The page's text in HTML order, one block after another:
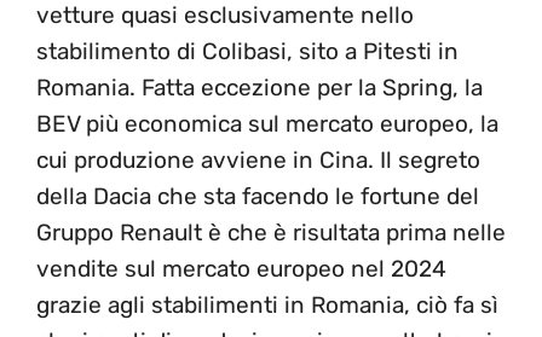
vetture quasi esclusivamente nello
stabilimento di Colibasi, sito a Pitesti in
Romania. Fatta eccezione per la Spring, la
BEV più economica sul mercato europeo, la
cui produzione avviene in Cina. Il segreto
della Dacia che sta facendo le fortune del
Gruppo Renault è che è risultata prima nelle
vendite sul mercato europeo nel 2024
grazie agli stabilimenti in Romania, ciò fa sì